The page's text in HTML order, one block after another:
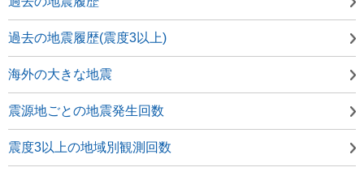
過去の地震履歴(震度3以上)
海外の大きな地震
震源地ごとの地震発生回数
震度3以上の地域別観測回数